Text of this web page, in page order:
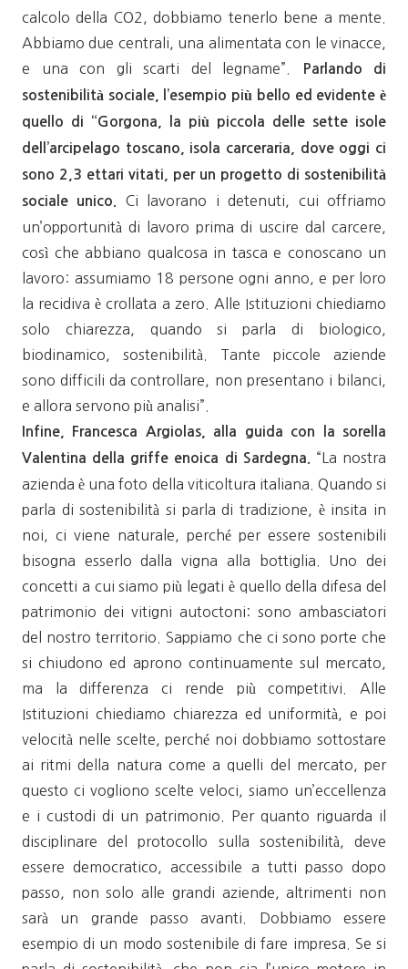
calcolo della CO2, dobbiamo tenerlo bene a mente.
Abbiamo due centrali, una alimentata con le vinacce,
e una con gli scarti del legname”.
Parlando di
sostenibilità sociale, l’esempio più bello ed evidente è
quello di “Gorgona, la più piccola delle sette isole
dell’arcipelago toscano, isola carceraria, dove oggi ci
sono 2,3 ettari vitati, per un progetto di sostenibilità
sociale unico.
Ci lavorano i detenuti, cui offriamo
un’opportunità di lavoro prima di uscire dal carcere,
così che abbiano qualcosa in tasca e conoscano un
lavoro: assumiamo 18 persone ogni anno, e per loro
la recidiva è crollata a zero. Alle Istituzioni chiediamo
solo chiarezza, quando si parla di biologico,
biodinamico, sostenibilità. Tante piccole aziende
sono difficili da controllare, non presentano i bilanci,
e allora servono più analisi”.
Infine, Francesca Argiolas, alla guida con la sorella
Valentina della griffe enoica di Sardegna.
“La nostra
azienda è una foto della viticoltura italiana. Quando si
parla di sostenibilità si parla di tradizione, è insita in
noi, ci viene naturale, perché per essere sostenibili
bisogna esserlo dalla vigna alla bottiglia. Uno dei
concetti a cui siamo più legati è quello della difesa del
patrimonio dei vitigni autoctoni: sono ambasciatori
del nostro territorio. Sappiamo che ci sono porte che
si chiudono ed aprono continuamente sul mercato,
ma la differenza ci rende più competitivi. Alle
Istituzioni chiediamo chiarezza ed uniformità, e poi
velocità nelle scelte, perché noi dobbiamo sottostare
ai ritmi della natura come a quelli del mercato, per
questo ci vogliono scelte veloci, siamo un’eccellenza
e i custodi di un patrimonio. Per quanto riguarda il
disciplinare del protocollo sulla sostenibilità, deve
essere democratico, accessibile a tutti passo dopo
passo, non solo alle grandi aziende, altrimenti non
sarà un grande passo avanti. Dobbiamo essere
esempio di un modo sostenibile di fare impresa. Se si